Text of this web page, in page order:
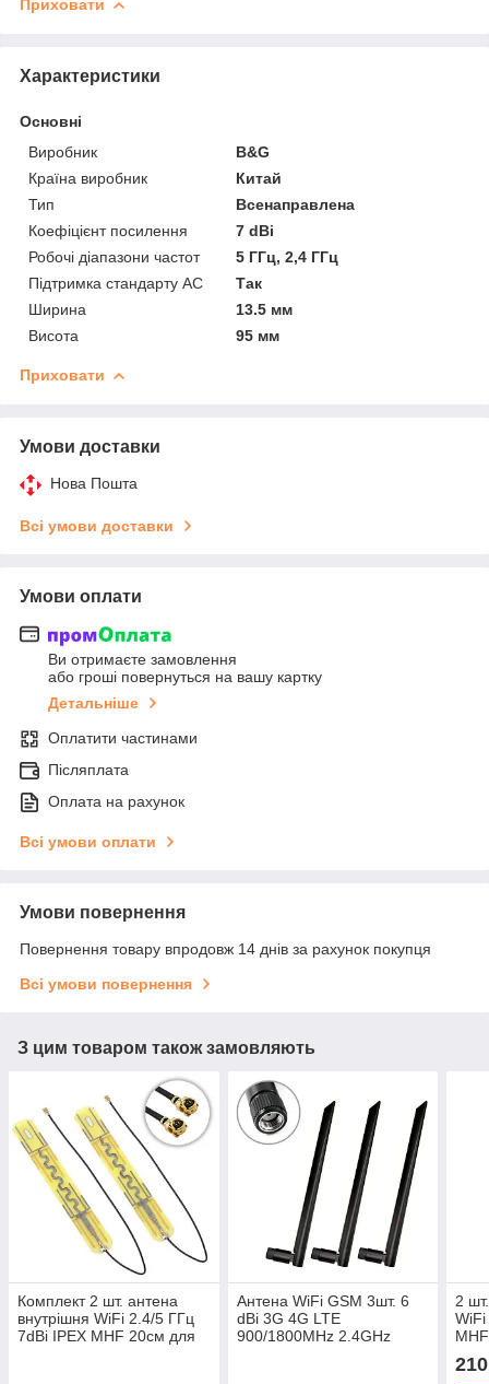
Приховати
Характеристики
Основні
Виробник
B&G
Країна виробник
Китай
Тип
Всенаправлена
Коефіцієнт посилення
7 dBi
Робочі діапазони частот
5 ГГц, 2,4 ГГц
Підтримка стандарту АС
Так
Ширина
13.5 мм
Висота
95 мм
Приховати
Умови доставки
Нова Пошта
Всі умови доставки
Умови оплати
Ви отримаєте замовлення
або гроші повернуться на вашу картку
Детальніше
Оплатити частинами
Післяплата
Оплата на рахунок
Всі умови оплати
Умови повернення
Повернення товару впродовж 14 днів за рахунок покупця
Всі умови повернення
З цим товаром також замовляють
Комплект 2 шт. антена
внутрішня WiFi 2.4/5 ГГц
7dBi IPEX MHF 20см для
Антена WiFi GSM 3шт. 6
dBi 3G 4G LTE
900/1800MHz 2.4GHz
2
210